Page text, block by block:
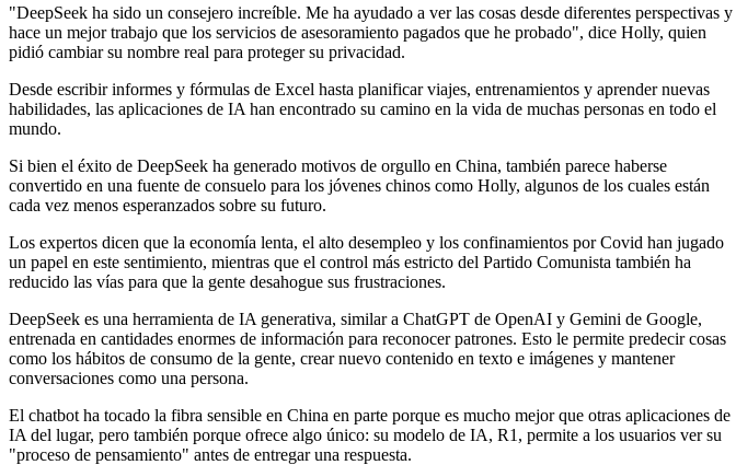
"DeepSeek ha sido un consejero increíble. Me ha ayudado a ver las cosas desde diferentes perspectivas y
hace un mejor trabajo que los servicios de asesoramiento pagados que he probado", dice Holly, quien
pidió cambiar su nombre real para proteger su privacidad.
Desde escribir informes y fórmulas de Excel hasta planificar viajes, entrenamientos y aprender nuevas
habilidades, las aplicaciones de IA han encontrado su camino en la vida de muchas personas en todo el
mundo.
Si bien el éxito de DeepSeek ha generado motivos de orgullo en China, también parece haberse
convertido en una fuente de consuelo para los jóvenes chinos como Holly, algunos de los cuales están
cada vez menos esperanzados sobre su futuro.
Los expertos dicen que la economía lenta, el alto desempleo y los confinamientos por Covid han jugado
un papel en este sentimiento, mientras que el control más estricto del Partido Comunista también ha
reducido las vías para que la gente desahogue sus frustraciones.
DeepSeek es una herramienta de IA generativa, similar a ChatGPT de OpenAI y Gemini de Google,
entrenada en cantidades enormes de información para reconocer patrones. Esto le permite predecir cosas
como los hábitos de consumo de la gente, crear nuevo contenido en texto e imágenes y mantener
conversaciones como una persona.
El chatbot ha tocado la fibra sensible en China en parte porque es mucho mejor que otras aplicaciones de
IA del lugar, pero también porque ofrece algo único: su modelo de IA, R1, permite a los usuarios ver su
"proceso de pensamiento" antes de entregar una respuesta.